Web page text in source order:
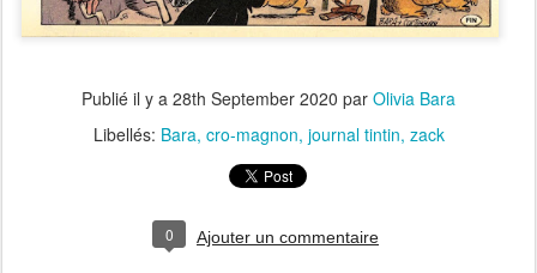
Publié il y a 28th September 2020 par Olivia Bara
Libellés: Bara cro-magnon journal tintin zack
0 Ajouter un commentaire